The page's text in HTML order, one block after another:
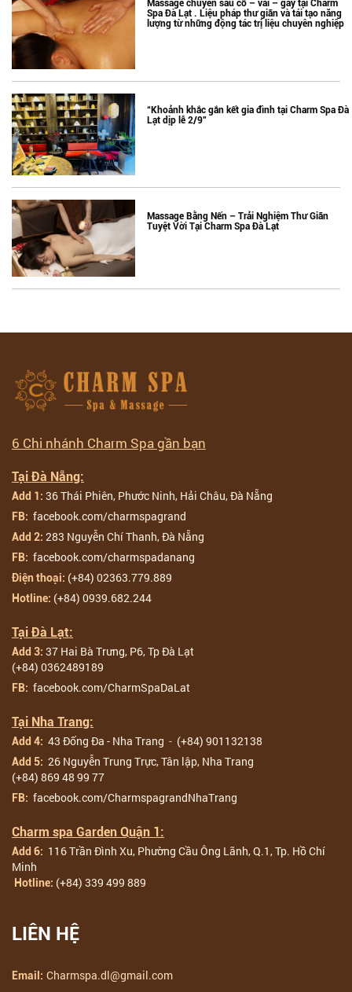
Massage chuyên sâu cổ – vai – gáy tại Charm
Spa Đà Lạt . Liệu pháp thư giãn và tái tạo năng
lượng từ những động tác trị liệu chuyên nghiệp
“Khoảnh khắc gắn kết gia đình tại Charm Spa Đà
Lạt dịp lễ 2/9”
Massage Bằng Nến – Trải Nghiệm Thư Giãn
Tuyệt Vời Tại Charm Spa Đà Lạt
6 Chi nhánh Charm Spa gần bạn
Tại Đà Nẵng:
Add 1: 36 Thái Phiên, Phước Ninh, Hải Châu, Đà Nẵng
FB: facebook.com/charmspagrand
Add 2: 283 Nguyễn Chí Thanh, Đà Nẵng
FB: facebook.com/charmspadanang
Điện thoại: (+84) 02363.779.889
Hotline: (+84) 0939.682.244
Tại Đà Lạt:
Add 3: 37 Hai Bà Trưng, P6, Tp Đà Lạt
(+84) 0362489189
FB: facebook.com/CharmSpaDaLat
Tại Nha Trang:
Add 4: 43 Đống Đa - Nha Trang - (+84) 901132138
Add 5: 26 Nguyễn Trung Trực, Tân lập, Nha Trang
(+84) 869 48 99 77
FB: facebook.com/CharmspagrandNhaTrang
Charm spa Garden Quận 1:
Add 6: 116 Trần Đình Xu, Phường Cầu Ông Lãnh, Q.1, Tp. Hồ Chí
Minh
Hotline: (+84) 339 499 889
LIÊN HỆ
Email: Charmspa.dl@gmail.com